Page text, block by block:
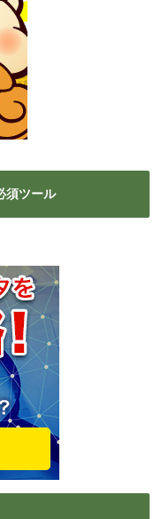
須ツール